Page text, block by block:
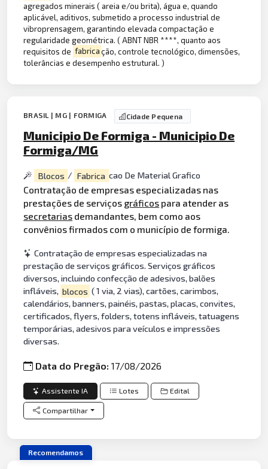
agregados minerais ( areia e/ou brita), água e, quando
aplicável, aditivos, submetido a processo industrial de
vibroprensagem, garantindo elevada compactação e
regularidade geométrica. ( ABNT NBR ****, quanto aos
requisitos de fabricação, controle tecnológico, dimensões,
tolerâncias e desempenho estrutural. )
BRASIL | MG | FORMIGA Cidade Pequena
Municipio De Formiga - Municipio De
Formiga/MG
Blocos / Fabrica cao De Material Grafico
Contratação de empresas especializadas nas
prestações de serviços gráficos para atender as
secretarias demandantes, bem como aos
convênios firmados com o município de formiga.
Contratação de empresas especializadas na
prestação de serviços gráficos. Serviços gráficos
diversos, incluindo confecção de adesivos, balões
infláveis, blocos ( 1 via, 2 vias), cartões, carimbos,
calendários, banners, painéis, pastas, placas, convites,
certificados, flyers, folders, totens infláveis, tatuagens
temporárias, adesivos para veículos e impressões
diversas.
Data do Pregão:17/08/2026
Assistente IA Lotes Edital
Compartilhar
Recomendamos